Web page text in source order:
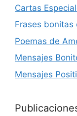
Cartas
Frases bonitas
Poemas de
Mensajes
Mensajes